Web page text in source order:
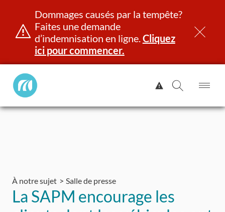
Aller
Dommages causés par la tempête?
Faites une demande
d’indemnisation en ligne.Cliquez
ici pour commencer.
Manitoba
Public
Afficher
l'alerte.
la
le
À notre sujet Salle de presse
La SAPM encourage les